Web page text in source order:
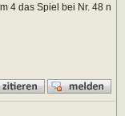
4 das Spiel bei Nr. 48 n